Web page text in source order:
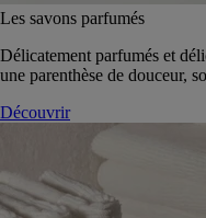
Les savons parfumés
Délicatement parfumés et
une parenthèse de douceur,
Découvrir